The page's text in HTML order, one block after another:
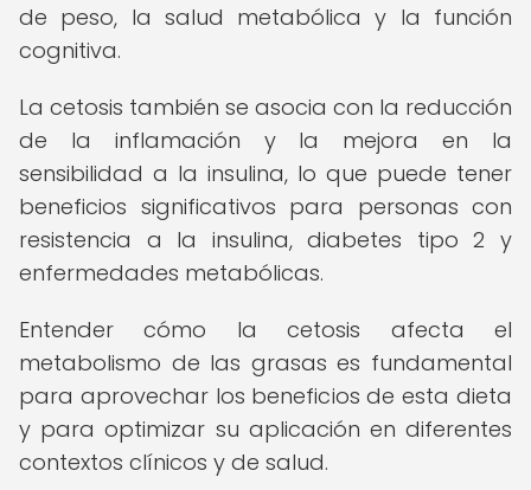
de peso, la salud metabólica y la función
cognitiva.
La cetosis también se asocia con la reducción
de la inflamación y la mejora en la
sensibilidad a la insulina, lo que puede tener
beneficios significativos para personas con
resistencia a la insulina, diabetes tipo 2 y
enfermedades metabólicas.
Entender cómo la cetosis afecta el
metabolismo de las grasas es fundamental
para aprovechar los beneficios de esta dieta
y para optimizar su aplicación en diferentes
contextos clínicos y de salud.